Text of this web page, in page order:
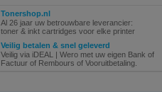
Tonershop.nl
Al 26 jaar uw betrouwbare leverancier:
toner & inkt cartridges voor elke printer
Veilig betalen & snel geleverd
Veilig via iDEAL | Wero met uw eigen Bank of
Factuur of Rembours of Vooruitbetaling.